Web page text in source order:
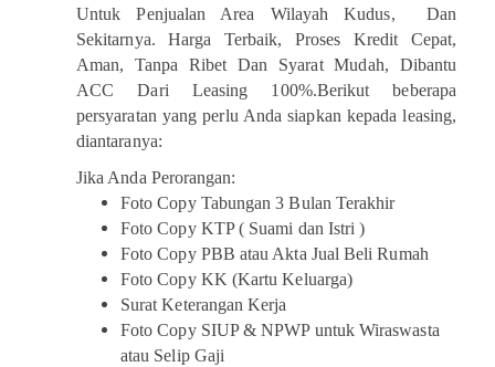
Untuk Penjualan Area Wilayah Kudus, Dan
Sekitarnya. Harga Terbaik, Proses Kredit Cepat,
Aman, Tanpa Ribet Dan Syarat Mudah, Dibantu
ACC Dari Leasing 100%.Berikut beberapa
persyaratan yang perlu Anda siapkan kepada leasing,
diantaranya:
Jika Anda Perorangan:
Foto Copy Tabungan 3 Bulan Terakhir
Foto Copy KTP ( Suami dan Istri )
Foto Copy PBB atau Akta Jual Beli Rumah
Foto Copy KK (Kartu Keluarga)
Surat Keterangan Kerja
Foto Copy SIUP & NPWP untuk Wiraswasta
atau Selip Gaji